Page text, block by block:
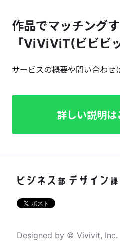
作品でマッチング
「ViViViT(ビビビ
サービスの概要や問い合わせ
詳しい説明は
Designed by © Vivivit, Inc.